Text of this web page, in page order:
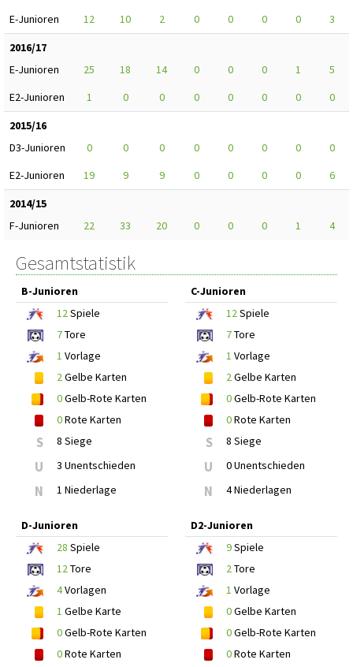
E-Junioren
12 10 2 0 0 0 0
3
2016/17
E-Junioren
25 18 14 0 0 0 1
5
E2-Junioren
1 0 0 0 0 0 0
0
2015/16
D3-Junioren
0 0 0 0 0 0 0
0
E2-Junioren
19 9 9 0 0 0 0
6
2014/15
F-Junioren
22 33 20 0 0 0 1 4
Gesamtstatistik
B-Junioren
12Spiele
7Tore
1 Vorlage
2Gelbe Karten
0Gelb-Rote Karten
0Rote Karten
S 8 Siege
U 3 Unentschieden
N 1 Niederlage
C-Junioren
12Spiele
7Tore
1 Vorlage
2Gelbe Karten
0Gelb-Rote Karten
0Rote Karten
S 8 Siege
U 0 Unentschieden
N 4 Niederlagen
D-Junioren
28 Spiele
12Tore
4Vorlagen
1 Gelbe Karte
0Gelb-Rote Karten
0Rote Karten
D2-Junioren
9Spiele
2Tore
1 Vorlage
0Gelbe Karten
0Gelb-Rote Karten
0Rote Karten